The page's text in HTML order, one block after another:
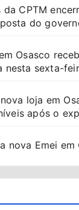
da CPTM
do
Osasco
nesta sexta-
loja em
após o
nova Emei em